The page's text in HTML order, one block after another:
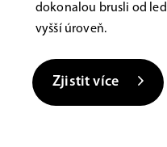
dokonalou brusli od
vyšší úroveň.
Zjistit více